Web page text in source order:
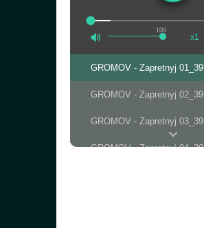
100
x1
GROMOV - Zapretnyj 01_39
GROMOV - Zapretnyj 02_39
GROMOV - Zapretnyj 03_39
GROMOV - Zapretnyj 04_39